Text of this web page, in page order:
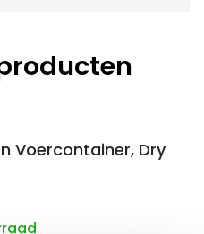
Voercontainer, Dry